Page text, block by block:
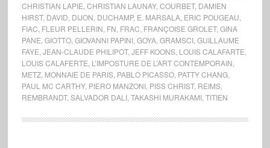
CHRISTIAN LAPIE CHRISTIAN LAUNAY, COURBET, DAMIEN
HIRST, DAVID DIJON DUCHAMP, E. MARSALA, ERIC POUGEAU
FIAC FLEUR PELLERIN FN FRAC FRANÇOISE GROLET, GINA
PANE GIOTTO, GIOVANNI PAPINI, GOYA, GRAMSCI, GUILLAUME
FAYE JEAN-CLAUDE PHILIPOT, JEFF KOONS, LOUIS CALAFARTE
LOUIS CALAFERTE L’IMPOSTURE DE L’ART CONTEMPORAIN
METZ, MONNAIE DE PARIS, PABLO PICASSO, PATTY CHANG,
PAUL MC CARTHY, PIERO MANZONI, PISS CHRIST, REIMS,
REMBRANDT, SALVADOR DALI, TAKASHI MURAKAMI, TITIEN